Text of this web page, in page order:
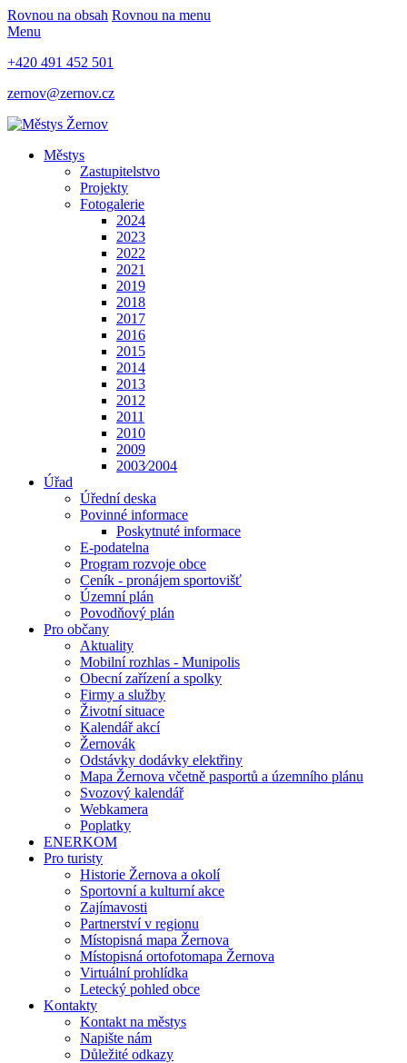
Rovnou na obsah Rovnou na menu
Menu
+420 491 452 501
zernov@zernov.cz
Městys
Zastupitelstvo
Projekty
Fotogalerie
2024
2023
2022
2021
2019
2018
2017
2016
2015
2014
2013
2012
2011
2010
2009
2003⁄2004
Úřad
Úřední deska
Povinné informace
Poskytnuté informace
E-podatelna
Program rozvoje obce
Ceník - pronájem sportovišť
Územní plán
Povodňový plán
Pro občany
Aktuality
Mobilní rozhlas - Munipolis
Obecní zařízení a spolky
Firmy a služby
Životní situace
Kalendář akcí
Žernovák
Odstávky dodávky elektřiny
Mapa Žernova včetně pasportů a územního plánu
Svozový kalendář
Webkamera
Poplatky
ENERKOM
Pro turisty
Historie Žernova a okolí
Sportovní a kulturní akce
Zajímavosti
Partnerství v regionu
Místopisná mapa Žernova
Místopisná ortofotomapa Žernova
Virtuální prohlídka
Letecký pohled obce
Kontakty
Kontakt na městys
Napište nám
Důležité odkazy